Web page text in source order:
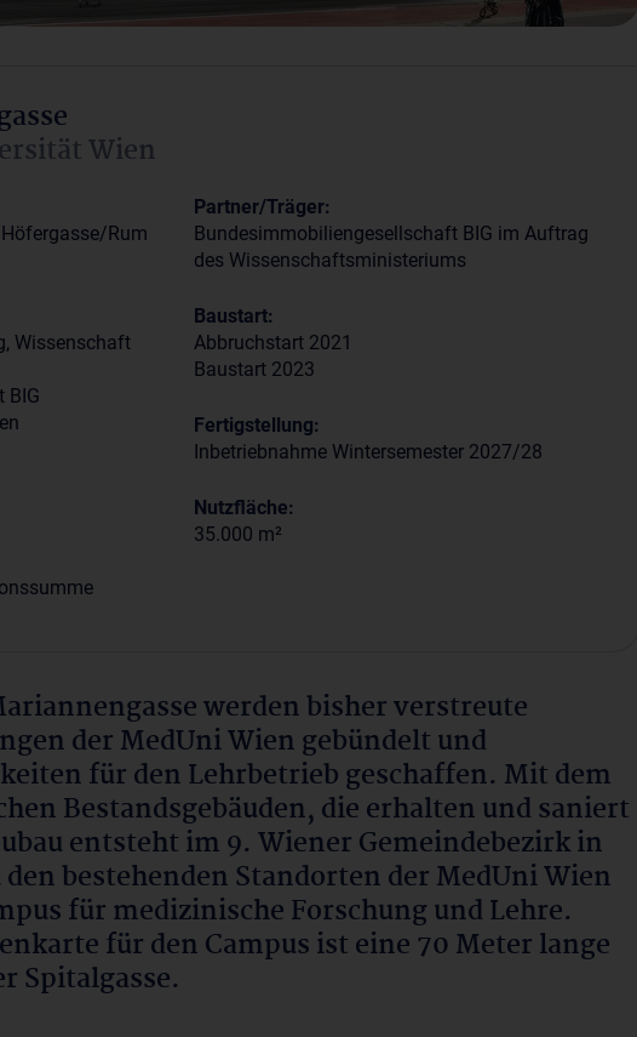
Wien
Rum
Wissenschaft
BIG
Partner/Träger:
Bundesimmobiliengesellschaft BIG im Auftrag
des Wissenschaftsministeriums
Baustart:
Abbruchstart 2021
Baustart 2023
Fertigstellung:
Inbetriebnahme Wintersemester 2027/28
Nutzfläche:
35.000 m²
werden bisher verstreute
der MedUni Wien gebündelt und
für den Lehrbetrieb geschaffen. Mit dem
Bestandsgebäuden, die erhalten und saniert
entsteht im 9. Wiener Gemeindebezirk in
bestehenden Standorten der MedUni Wien
für medizinische Forschung und Lehre.
für den Campus ist eine 70 Meter lange
Spitalgasse.